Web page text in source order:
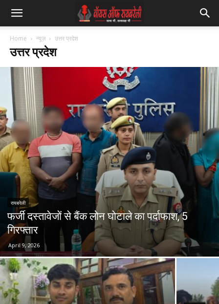
Home न्यूज़ उत्तर प्रदेश
उत्तर प्रदेश
रायबरेली
फर्जी दस्तावेजों से बैंक लोन घोटाले का पर्दाफाश, 5
गिरफ्तार
April 9, 2026